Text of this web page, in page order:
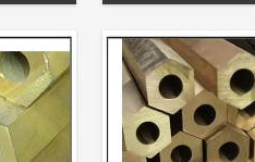
cáo: (1) […]